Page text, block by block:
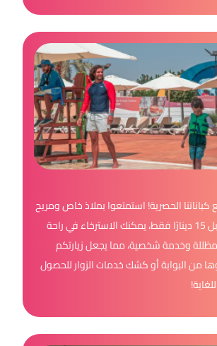
كباناتنا الحصرية! استمتعوا بملاذ خاص ومريح
وسط الإثارة مقابل 15 دينارًا فقط، يمكنك الاسترخاء في راحة
وخدمة شخصية، مما يجعل زيارتكم
من البوابة أو كشك خدمات الزوار للحصول